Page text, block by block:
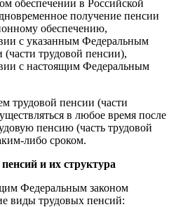
обеспечении в Российской
получение пенсии
обеспечению,
с указанным Федеральным
трудовой пенсии),
с настоящим Федеральным
трудовой пенсии (части
в любое время после
пенсию (часть трудовой
либо сроком.
и их структура
Федеральным законом
виды трудовых пенсий: